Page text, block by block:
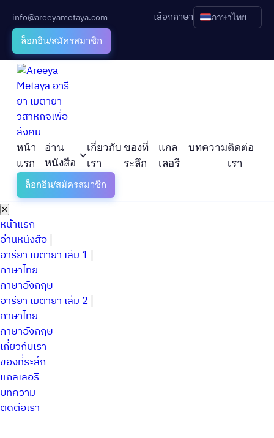
info@areeyametaya.com เลือกภาษา ภาษาไทย
ล็อกอิน/สมัครสมาชิก
หน้า
แรก
อ่าน
หนังสือ
เกี่ยวกับ
เรา
ของที่
ระลึก
แกล
เลอรี
บทความติดต่อ
เรา
ล็อกอิน/สมัครสมาชิก
✕
หน้าแรก
อ่านหนังสือ
อารียา เมตายา เล่ม 1
ภาษาไทย
ภาษาอังกฤษ
อารียา เมตายา เล่ม 2
ภาษาไทย
ภาษาอังกฤษ
เกี่ยวกับเรา
ของที่ระลึก
แกลเลอรี
บทความ
ติดต่อเรา